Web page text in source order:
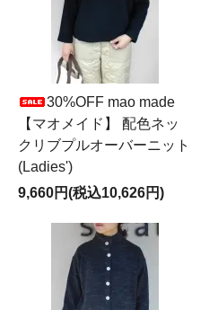
30%OFF mao made
【マオメイド】 配色ネッ
クリブプルオーバーニット
(Ladies')
9,660円(税込10,626円)